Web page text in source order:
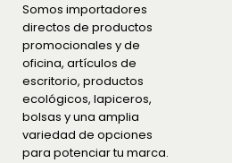
Somos importadores
directos de productos
promocionales y de
oficina, artículos de
escritorio, productos
ecológicos, lapiceros,
bolsas y una amplia
variedad de opciones
para potenciar tu marca.